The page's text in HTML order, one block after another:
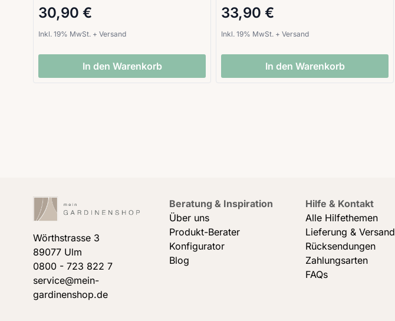
30,90 €
Inkl. 19% MwSt. + Versand
In den Warenkorb
33,90 €
Inkl. 19% MwSt. + Versand
In den Warenkorb
Wörthstrasse 3
89077 Ulm
0800 - 723 822 7
service@mein-
gardinenshop.de
Beratung & Inspiration
Über uns
Produkt-Berater
Konfigurator
Blog
Hilfe & Kontakt
Alle Hilfethemen
Lieferung & Versand
Rücksendungen
Zahlungsarten
FAQs